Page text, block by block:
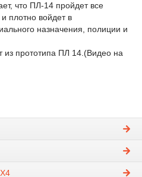
что ПЛ-14 пройдет все
плотно войдет в
назначения, полиции и
из прототипа ПЛ 14.(Видео на